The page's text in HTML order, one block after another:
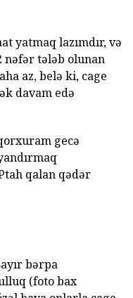
yatmaq lazımdır, və
nəfər tələb olunan
az, belə ki, cage
davam edə
gecə
qalan qədər
bərpa
(foto bax